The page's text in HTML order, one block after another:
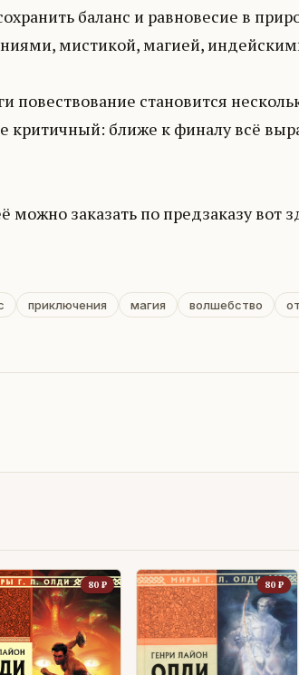
баланс и равновесие в
мистикой, магией,
повествование становится
критичный: ближе к финалу всё
заказать по предзаказу вот
приключения магия волшебство
80 ₽ 80₽